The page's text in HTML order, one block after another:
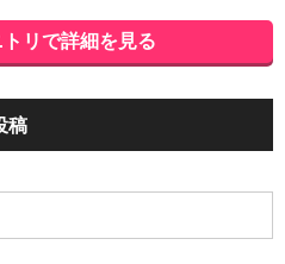
接客・小売・流通・外食・食
ーテイメント・ゲーム関連
美
リエイティブ・デザイン・映像・
ニオン
築・土木技術職
医療・福祉・
金融・商社
不動産・保険・サ
リで詳細を見る
稿